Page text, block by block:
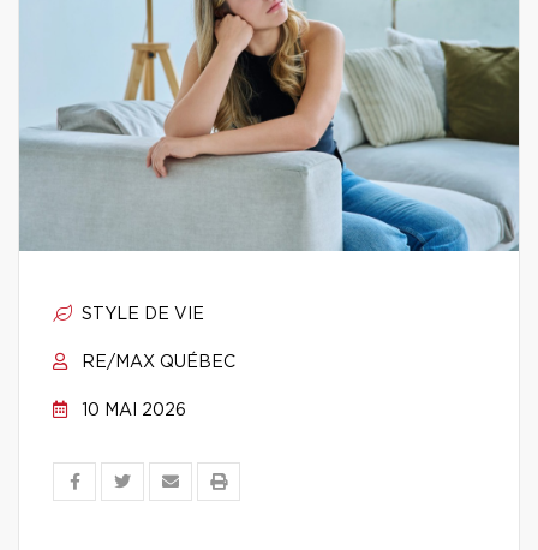
STYLE DE VIE
RE/MAX QUÉBEC
10 MAI 2026